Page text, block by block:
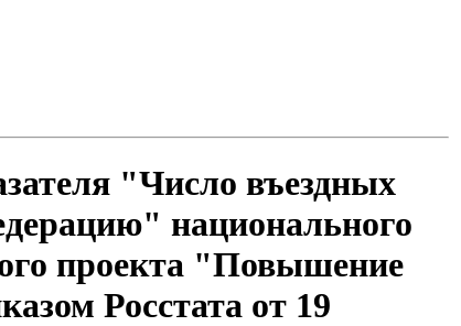
"Число въездных
национального
проекта "Повышение
Росстата от 19